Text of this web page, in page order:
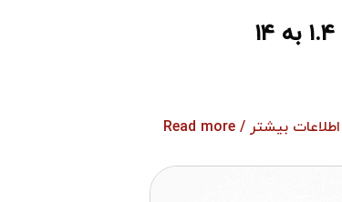
اطلاعات بیشتر / Read more